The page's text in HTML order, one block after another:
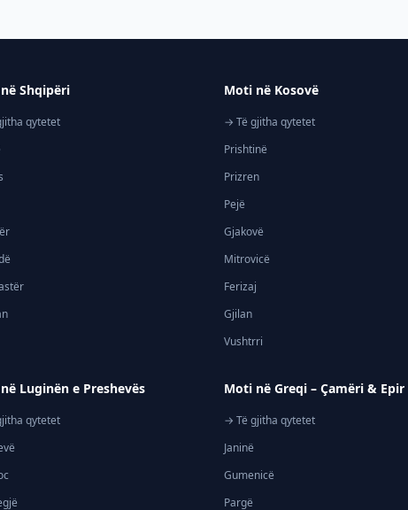
Shqipëri
qytetet
Moti në Kosovë
→ Të gjitha qytetet
Prishtinë
Prizren
Pejë
Gjakovë
Mitrovicë
Ferizaj
Gjilan
Vushtrri
Luginën e Preshevës
qytetet
Moti në Greqi – Çamëri & Epir
→ Të gjitha qytetet
Janinë
Gumenicë
Pargë